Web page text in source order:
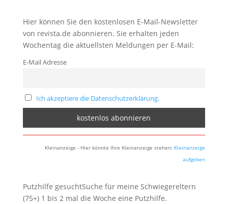
Hier können Sie den kostenlosen E-Mail-Newsletter
von revista.de abonnieren. Sie erhalten jeden
Wochentag die aktuellsten Meldungen per E-Mail:
E-Mail Adresse
Ich akzeptiere die Datenschutzerklärung.
Kleinanzeige - Hier könnte Ihre Kleinanzeige stehen: Kleinanzeige
aufgeben
Putzhilfe gesuchtSuche für meine Schwiegereltern
(75+) 1 bis 2 mal die Woche eine Putzhilfe.